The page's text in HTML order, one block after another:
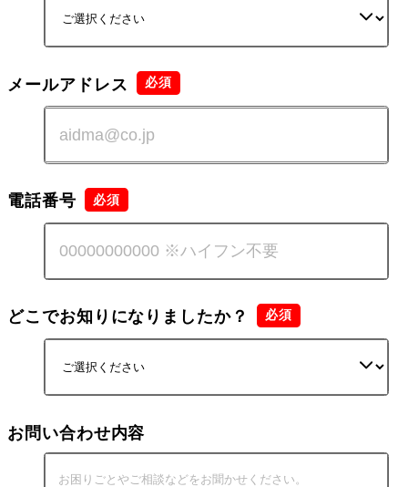
メールアドレス
電話番号
どこでお知りになりましたか？
お問い合わせ内容